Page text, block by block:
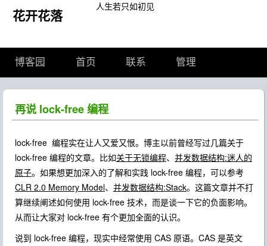
花开花落 人生若只如初见
博客园 首页 联系 管理
再说 lock-free 编程
lock-free 编程实在让人又爱又恨。博主以前曾经写过几篇关于
lock-free 编程的文章。比如关于无锁编程、 并发数据结构:迷人的
原子。如果想更加深入的了解和实践 lock-free 编程，可以参考
CLR 2.0 Memory Model、 并发数据结构:Stack。这篇文章并不打
算继续阐述如何使用 lock-free 技术，而是谈一下它的负面影响。
从而让大家对 lock-free 有个更加全面的认识。
说到 lock-free 编程，现实中经常使用 CAS 原语。CAS 是英文